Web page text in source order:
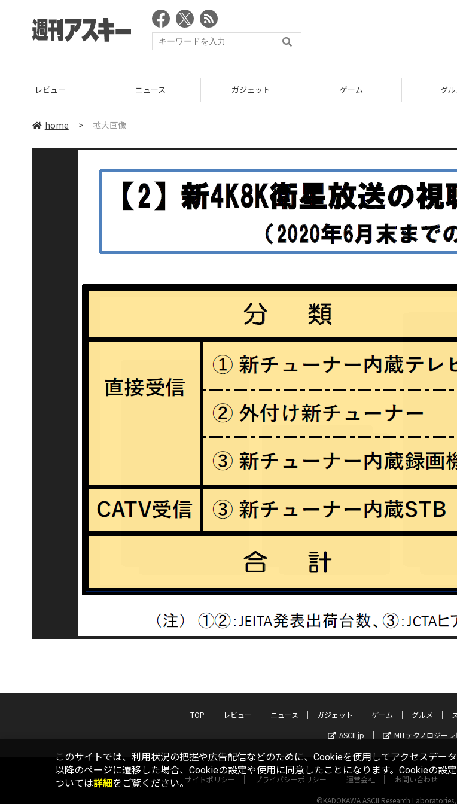
レビュー ニュース ガジェット ゲーム グ
home > 拡大画像
TOP レビュー ニュース ガジェット ゲーム グルメ
ASCII.jp
MITテクノロジー
サイトポリシー プライバシーポリシー 運営会社 お問い合わせ
©KADOKAWA ASCII Research
このサイトでは、利用状況の把握や広告配信などのために、Cookieを使用してアクセスデー
以降のページに遷移した場合、Cookieの設定や使用に同意したことになります。Cookieの設
ついては詳細をご覧ください。